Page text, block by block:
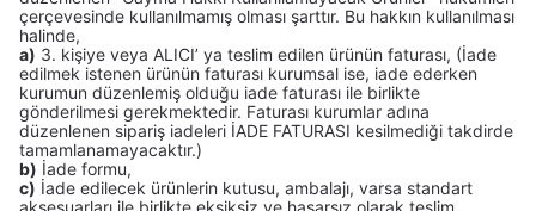
çerçevesinde kullanılmamış olması şarttır. Bu hakkın kullanılması
halinde,
a) 3. kişiye veya ALICI’ ya teslim edilen ürünün faturası, (İade
edilmek istenen ürünün faturası kurumsal ise, iade ederken
kurumun düzenlemiş olduğu iade faturası ile birlikte
gönderilmesi gerekmektedir. Faturası kurumlar adına
düzenlenen sipariş iadeleri İADE FATURASI kesilmediği takdirde
tamamlanamayacaktır.)
b) İade formu,
c) İade edilecek ürünlerin kutusu, ambalajı, varsa standart
aksesuarları ile birlikte eksiksiz ve hasarsız olarak teslim